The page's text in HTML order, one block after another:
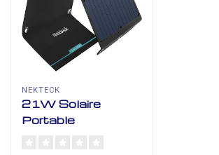
NEKTECK
21W Solaire
Portable